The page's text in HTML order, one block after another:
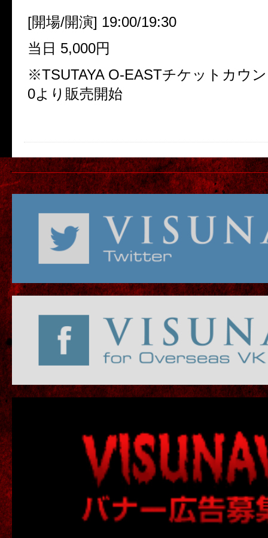
[開場/開演] 19:00/19:30
当日 5,000円
※TSUTAYA O-EASTチケットカウ
0より販売開始